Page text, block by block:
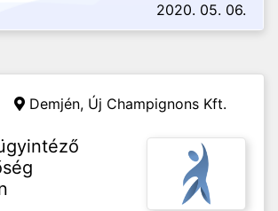
2020. 05. 06.
Demjén, Új Champignons Kft.